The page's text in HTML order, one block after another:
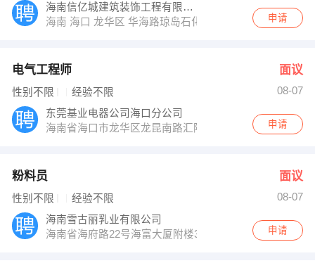
海南信亿城建筑装饰工程有限公司
海南 海口 龙华区 华海路琼岛石化楼3楼
申请
电气工程师 面议
性别不限 经验不限
08-07
东莞基业电器公司海口分公司
海南省海口市龙华区龙昆南路汇隆广场3单元1-503
申请
粉料员 面议
性别不限 经验不限
08-07
海南雪古丽乳业有限公司
海南省海府路22号海富大厦附楼301（军区二所院内）
申请